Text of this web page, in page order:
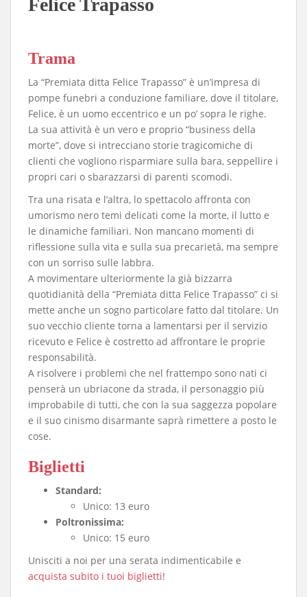
Trama
La “Premiata ditta Felice Trapasso” è un’impresa di
pompe funebri a conduzione familiare, dove il titolare,
Felice, è un uomo eccentrico e un po’ sopra le righe.
La sua attività è un vero e proprio “business della
morte”, dove si intrecciano storie tragicomiche di
clienti che vogliono risparmiare sulla bara, seppellire i
propri cari o sbarazzarsi di parenti scomodi.
Tra una risata e l’altra, lo spettacolo affronta con
umorismo nero temi delicati come la morte, il lutto e
le dinamiche familiari. Non mancano momenti di
riflessione sulla vita e sulla sua precarietà, ma sempre
con un sorriso sulle labbra.
A movimentare ulteriormente la già bizzarra
quotidianità della “Premiata ditta Felice Trapasso” ci si
mette anche un sogno particolare fatto dal titolare. Un
suo vecchio cliente torna a lamentarsi per il servizio
ricevuto e Felice è costretto ad affrontare le proprie
responsabilità.
A risolvere i problemi che nel frattempo sono nati ci
penserà un ubriacone da strada, il personaggio più
improbabile di tutti, che con la sua saggezza popolare
e il suo cinismo disarmante saprà rimettere a posto le
cose.
Biglietti
Standard:
Unico: 13 euro
Poltronissima:
Unico: 15 euro
Unisciti a noi per una serata indimenticabile e
acquista subito i tuoi biglietti!